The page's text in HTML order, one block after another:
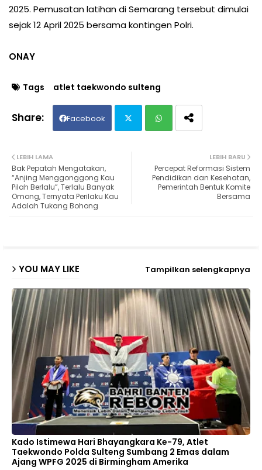
2025. Pemusatan latihan di Semarang tersebut dimulai
sejak 12 April 2025 bersama kontingen Polri.
ONAY
Tags atlet taekwondo sulteng
Facebook
ats
LEBIH BARU
Percepat Reformasi Sistem
Pendidikan dan Kesehatan,
Pemerintah Bentuk Komite
Bersama
LEBIH LAMA
Bak Pepatah Mengatakan,
“Anjing Menggonggong Kau
Pilah Berlalu”, Terlalu Banyak
Omong, Ternyata Perilaku Kau
Adalah Tukang Bohong
YOU MAY LIKE Tampilkan selengkapnya
Kado Istimewa Hari Bhayangkara Ke-79, Atlet
Taekwondo Polda Sulteng Sumbang 2 Emas dalam
Ajang WPFG 2025 di Birmingham Amerika